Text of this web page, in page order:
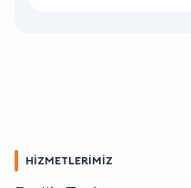
HİZMETLERİMİZ